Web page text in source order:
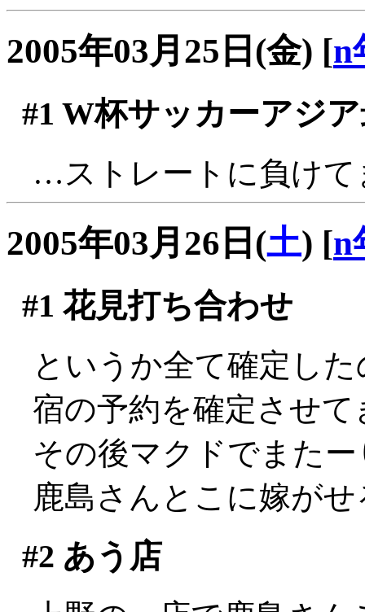
2005年03月25日(金) [n
#1 W杯サッカーアジ
…ストレートに負けて
2005年03月26日(土) [n
#1 花見打ち合わせ
というか全て確定し
宿の予約を確定させ
その後マクドでまた
鹿島さんとこに嫁が
#2 あう店